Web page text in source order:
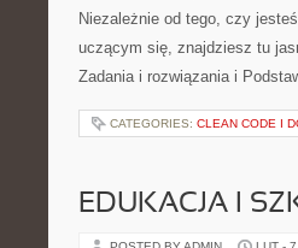
Niezależnie od tego, czy
uczącym się, znajdziesz tu
Zadania i rozwiązania i
CATEGORIES: CLEAN CODE I
EDUKACJA I